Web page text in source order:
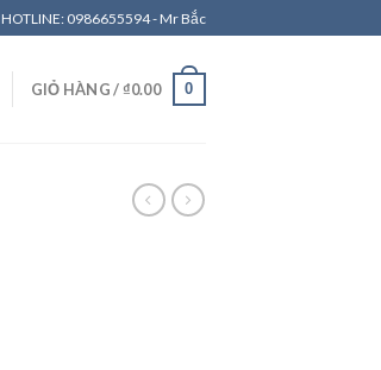
HOTLINE: 0986655594 - Mr Bắc
GIỎ HÀNG / ₫0.00 0